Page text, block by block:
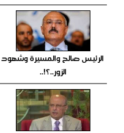
الرئيس صالح والمسيرة وشهود
الزور..؟!..